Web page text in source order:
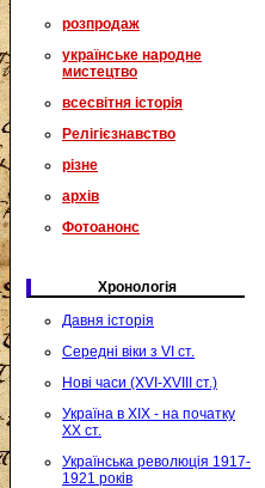
розпродаж
українське народне
мистецтво
всесвітня історія
Релігієзнавство
різне
архів
Фотоанонс
Хронологія
Давня історія
Середні віки з VI ст.
Нові часи (XVI-XVIII ст.)
Україна в XIX - на початку
XX ст.
Українська революція 1917-
1921 років